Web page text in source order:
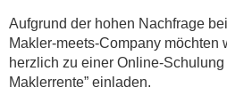
Aufgrund der hohen Nachfrage
Makler-meets-Company möchten
herzlich zu einer Online-
Maklerrente” einladen.